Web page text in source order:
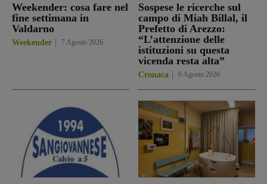
Weekender: cosa fare nel
fine settimana in
Valdarno
Weekender 7 Agosto 2026
Sospese le ricerche sul
campo di Miah Billal, il
Prefetto di Arezzo:
“L’attenzione delle
istituzioni su questa
vicenda resta alta”
Cronaca 6 Agosto 2026